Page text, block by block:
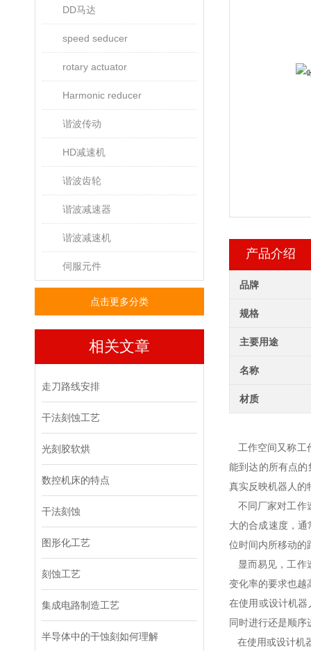
DD马达
speed seducer
rotary actuator
Harmonic reducer
谐波传动
HD减速机
谐波齿轮
谐波减速器
谐波减速机
伺服元件
点击更多分类
相关文章
走刀路线安排
干法刻蚀工艺
光刻胶软烘
数控机床的特点
干法刻蚀
图形化工艺
刻蚀工艺
集成电路制造工艺
半导体中的干蚀刻如何理解
产品介绍
品牌
规格
主要用途
名称
材质
工作空间又称工
能到达的所有点
真实反映机器人的
不同厂家对工作
大的合成速度，
位时间内所移动的
显而易见，工作
变化率的要求也越
在使用或设计机
同时进行还是顺序
在使用或设计机